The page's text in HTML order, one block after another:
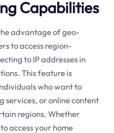
Capabilities
advantage of geo-
to access region-
to IP addresses in
This feature is
who want to
services, or online content
regions. Whether
access your home